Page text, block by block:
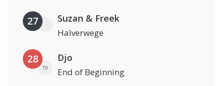
27 Suzan & Freek
Halverwege
28
19
Djo
End of Beginning